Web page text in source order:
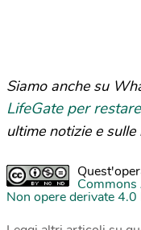
Siamo anche su
LifeGate per
ultime notizie e
Non opere derivate